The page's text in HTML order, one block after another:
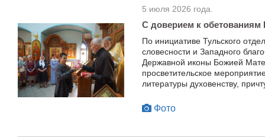
5 июля 2026 года.
С доверием к
По инициативе Тульского
словесности и Западного
Державной иконы Божией
просветительское
литературы духовенству,
Фото